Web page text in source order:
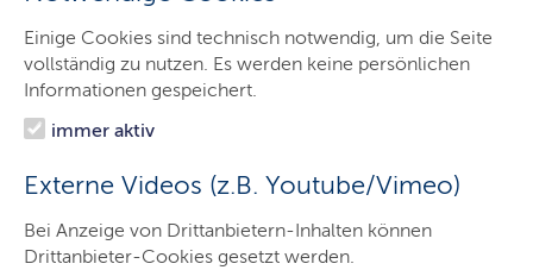
Einige Cookies sind technisch notwendig, um die Seite
vollständig zu nutzen. Es werden keine persönlichen
Informationen gespeichert.
immer aktiv
Externe Videos (z.B. Youtube/Vimeo)
Bei Anzeige von Drittanbietern-Inhalten können
Drittanbieter-Cookies gesetzt werden.
Barrierefrei / Для глухих
Arbeit / Працювати
Schleswig-Holstein hilft
Schleswig-Holstein steht solidarisch an der Seite der
Ukraine. Hier finden Sie Informationen, wie Sie den